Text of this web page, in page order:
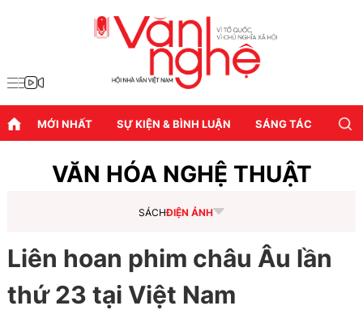
MỚI NHẤT SỰ KIỆN & BÌNH LUẬN SÁNG TÁC
VĂN HÓA NGHỆ THUẬT
SÁCHĐIỆN ẢNH
Liên hoan phim châu Âu lần
thứ 23 tại Việt Nam